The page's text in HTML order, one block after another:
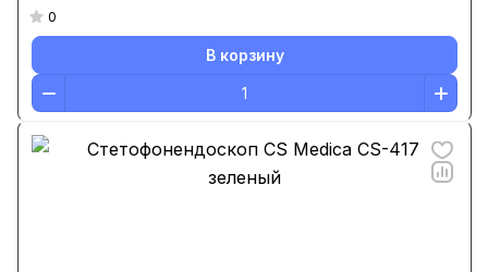
0
В корзину